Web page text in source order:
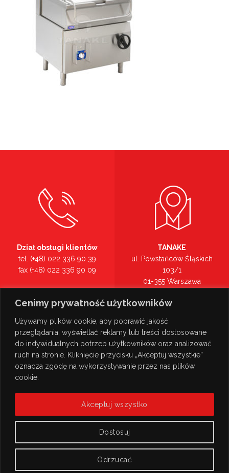
Cenimy prywatność użytkowników
Używamy plików cookie, aby poprawić jakość
przeglądania, wyświetlać reklamy lub treści dostosowane
do indywidualnych potrzeb użytkowników oraz analizować
ruch na stronie. Kliknięcie przycisku „Akceptuj wszystkie”
oznacza zgodę na wykorzystywanie przez nas plików
cookie.
Dostosuj
Odrzucać
Akceptuj wszystko
Dział obsługi klientów
tel. (+48) 022 336 90 39
fax (+48) 022 336 90 09
tel. (+48) 022 336 90 00
TANAKE
ul. Powstańców Śląskich
103/1
01-355 Warszawa
Zobacz na mapie >
© Copyright 2026TANAKE